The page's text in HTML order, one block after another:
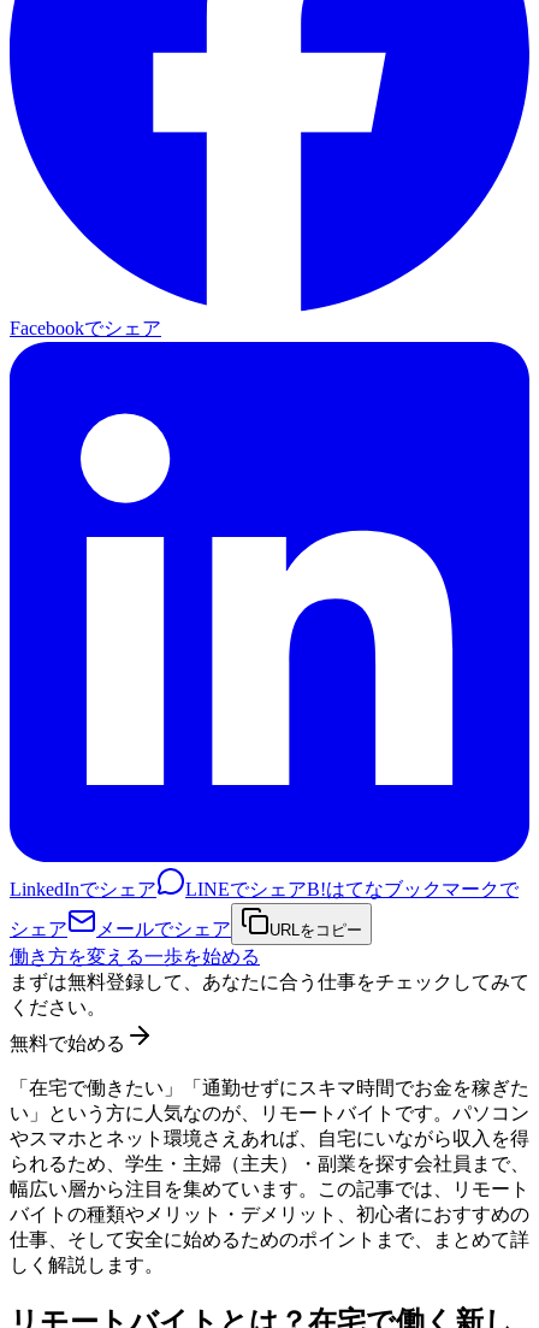
Facebookでシェア
LinkedInでシェア LINEでシェアB!はてなブックマークで
シェア
メールでシェア URLをコピー
働き方を変える一歩を始める
まずは無料登録して、あなたに合う仕事をチェックしてみて
ください。
無料で始める
「在宅で働きたい」「通勤せずにスキマ時間でお金を稼ぎた
い」という方に人気なのが、リモートバイトです。パソコン
やスマホとネット環境さえあれば、自宅にいながら収入を得
られるため、学生・主婦（主夫）・副業を探す会社員まで、
幅広い層から注目を集めています。この記事では、リモート
バイトの種類やメリット・デメリット、初心者におすすめの
仕事、そして安全に始めるためのポイントまで、まとめて詳
しく解説します。
リモートバイトとは？在宅で働く新し